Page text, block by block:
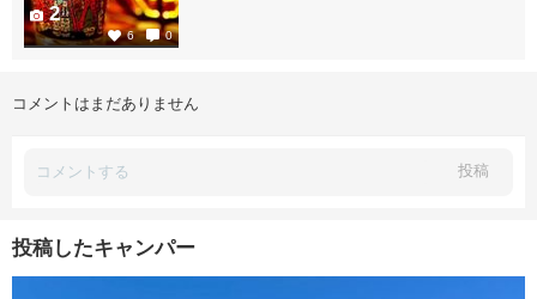
6 0
2
コメントはまだありません
投稿
投稿したキャンパー